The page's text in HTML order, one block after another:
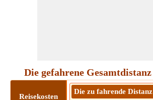
Die gefahrene
Reisekosten
Die zu fahrende Distanz